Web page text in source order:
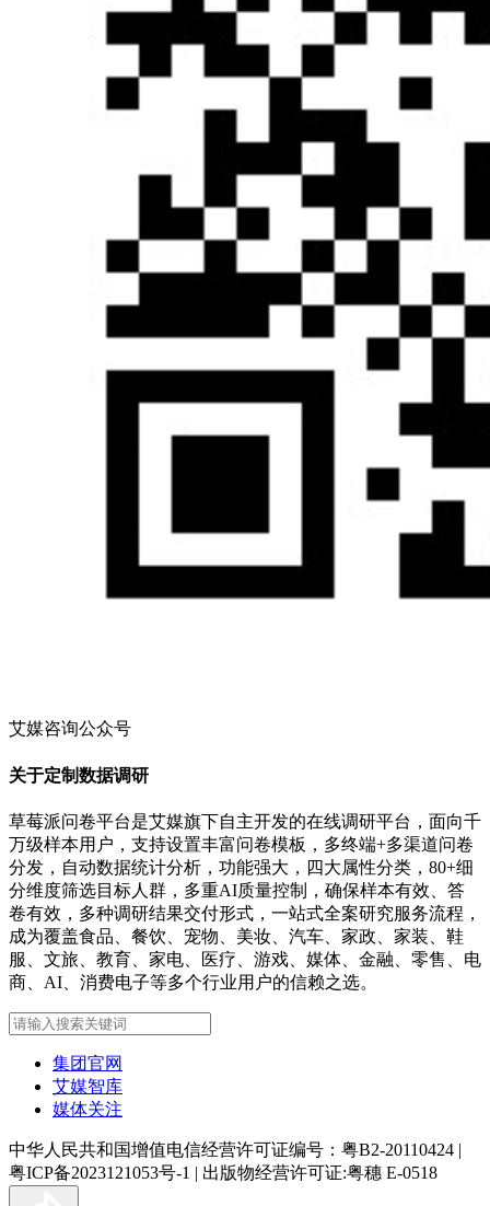
艾媒咨询公众号
关于定制数据调研
草莓派问卷平台是艾媒旗下自主开发的在线调研平台，面向千
万级样本用户，支持设置丰富问卷模板，多终端+多渠道问卷
分发，自动数据统计分析，功能强大，四大属性分类，80+细
分维度筛选目标人群，多重AI质量控制，确保样本有效、答
卷有效，多种调研结果交付形式，一站式全案研究服务流程，
成为覆盖食品、餐饮、宠物、美妆、汽车、家政、家装、鞋
服、文旅、教育、家电、医疗、游戏、媒体、金融、零售、电
商、AI、消费电子等多个行业用户的信赖之选。
集团官网
艾媒智库
媒体关注
中华人民共和国增值电信经营许可证编号：粤B2-20110424 |
粤ICP备2023121053号-1 | 出版物经营许可证:粤穗 E-0518